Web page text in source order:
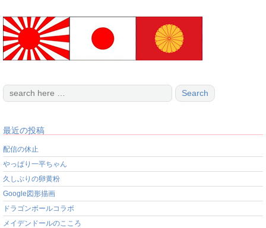
最近の投稿
配信の休止
やっぱり一平ちゃん
久しぶりの卵黄粉
Google図形描画
ドラゴンボールコラボ
メイデンドールのこころ